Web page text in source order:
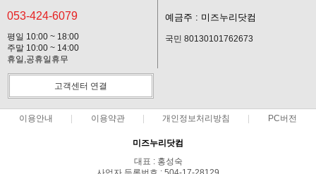
053-424-6079
평일 10:00 ~ 18:00
주말 10:00 ~ 14:00
휴일,공휴일휴무
예금주 : 미즈누리닷컴
국민 80130101762673
고객센터 연결
이용안내 이용약관 개인정보처리방침 PC버전
미즈누리닷컴
대표 : 홍성숙